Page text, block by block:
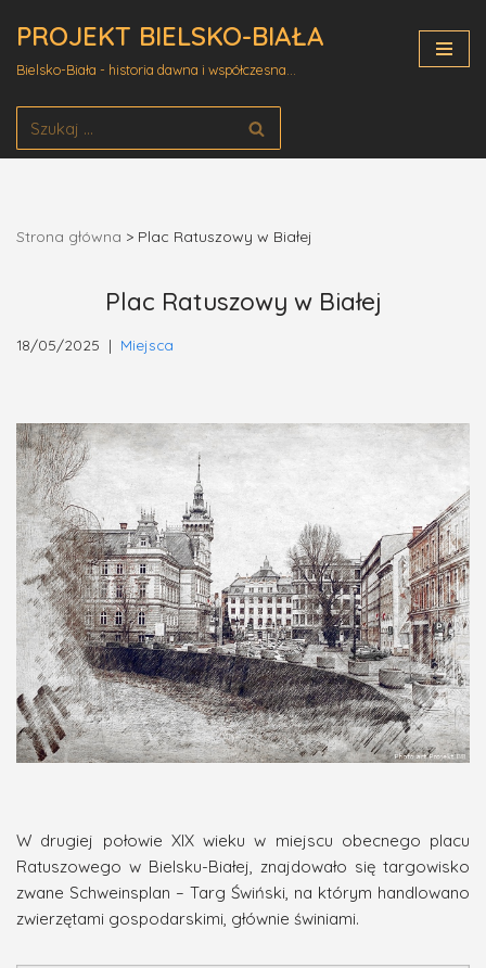
treści
PROJEKT BIELSKO-BIAŁA
Bielsko-Biała - historia dawna i współczesna...
Strona główna > Plac Ratuszowy w Białej
Plac Ratuszowy w Białej
18/05/2025 Miejsca
W drugiej połowie XIX wieku w miejscu obecnego placu
Ratuszowego w Bielsku-Białej, znajdowało się targowisko
zwane Schweinsplan – Targ Świński, na którym handlowano
zwierzętami gospodarskimi, głównie świniami.